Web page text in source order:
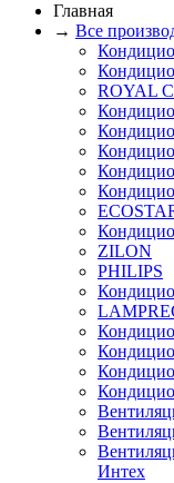
Главная
→ Все
ROYAL
ZILON
PHILIPS
Интех